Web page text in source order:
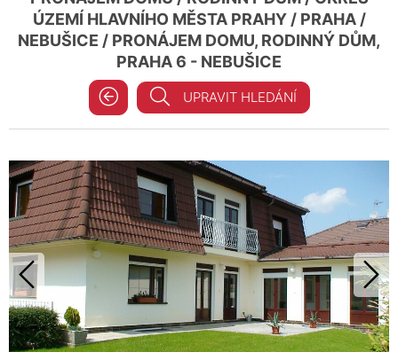
ÚZEMÍ HLAVNÍHO MĚSTA PRAHY/ PRAHA/
NEBUŠICE / PRONÁJEM DOMU, RODINNÝ DŮM,
PRAHA 6 - NEBUŠICE
UPRAVIT HLEDÁNÍ